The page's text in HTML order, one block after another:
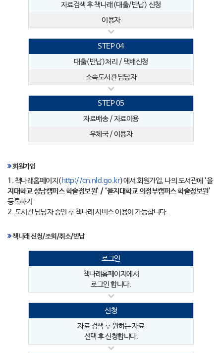
자료검색 후 책나래(대출/반납) 신청
이용자
STEP 04
대출(반납)처리 / 택배신청
소속도서관 담당자
STEP 05
자료배송 / 자료이용
우체국 / 이용자
회원가입
1. 책나래홈페이지(http://cn.nld.go.kr)에서 회원가입, 나의 도서관에 ‘을
지대학교 성남캠퍼스 학술정보원’ / ‘을지대학교 의정부캠퍼스 학술정보원’
등록하기
2. 도서관 담당자 승인 후 책나래 서비스 이용이 가능합니다.
책나래 신청/조회/취소/반납
로그인
책나래홈페이지에서
로그인 합니다.
신청
자료 검색 후 원하는 자료
선택 후 신청합니다.